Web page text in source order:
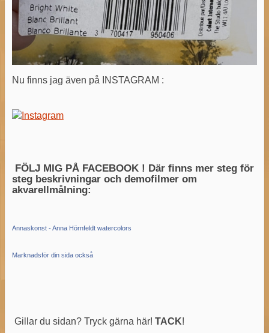
Nu finns jag även på INSTAGRAM :
FÖLJ MIG PÅ FACEBOOK ! Där finns mer steg för
steg beskrivningar och demofilmer om
akvarellmålning:
Annaskonst - Anna Hörnfeldt watercolors
Marknadsför din sida också
Gillar du sidan? Tryck gärna här! TACK!